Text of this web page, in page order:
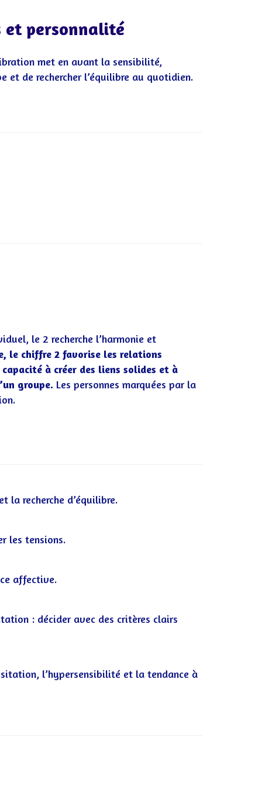
et personnalité
met en avant la sensibilité,
et de rechercher l’équilibre au quotidien.
le 2 recherche l’harmonie et
le chiffre 2 favorise les relations
capacité à créer des liens solides et à
groupe. Les personnes marquées par la
la recherche d’équilibre.
les tensions.
affective.
: décider avec des critères clairs
l’hypersensibilité et la tendance à